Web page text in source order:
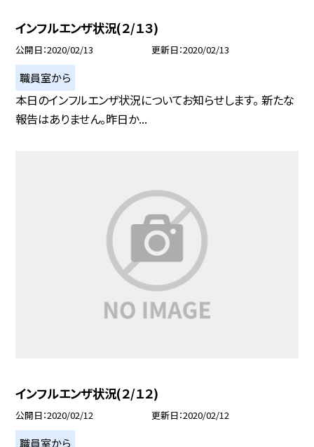
インフルエンザ状況(２/１３)
公開日 2020/02/13 更新日 2020/02/13
職員室から
本日のインフルエンザ状況についてお知らせします。 新たな
報告はありません。昨日か...
インフルエンザ状況(２/１２)
公開日 2020/02/12 更新日 2020/02/12
職員室から